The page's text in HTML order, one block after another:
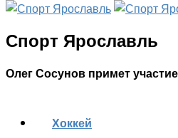
Спорт Ярославль
Олег Сосунов примет
Хоккей